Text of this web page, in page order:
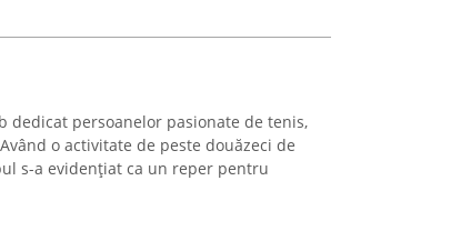
dedicat persoanelor pasionate de tenis,
o activitate de peste douăzeci de
s-a evidențiat ca un reper pentru